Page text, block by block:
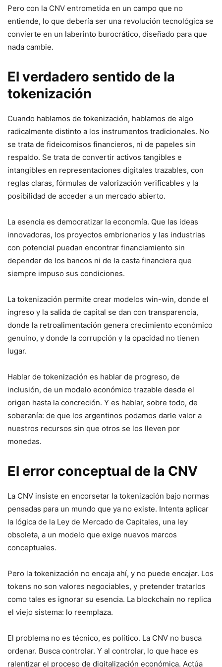
Pero con la CNV entrometida en un campo que no
entiende, lo que debería ser una revolución tecnológica se
convierte en un laberinto burocrático, diseñado para que
nada cambie.
El verdadero sentido de la
tokenización
Cuando hablamos de tokenización, hablamos de algo
radicalmente distinto a los instrumentos tradicionales. No
se trata de fideicomisos financieros, ni de papeles sin
respaldo. Se trata de convertir activos tangibles e
intangibles en representaciones digitales trazables, con
reglas claras, fórmulas de valorización verificables y la
posibilidad de acceder a un mercado abierto.
La esencia es democratizar la economía. Que las ideas
innovadoras, los proyectos embrionarios y las industrias
con potencial puedan encontrar financiamiento sin
depender de los bancos ni de la casta financiera que
siempre impuso sus condiciones.
La tokenización permite crear modelos win-win, donde el
ingreso y la salida de capital se dan con transparencia,
donde la retroalimentación genera crecimiento económico
genuino, y donde la corrupción y la opacidad no tienen
lugar.
Hablar de tokenización es hablar de progreso, de
inclusión, de un modelo económico trazable desde el
origen hasta la concreción. Y es hablar, sobre todo, de
soberanía: de que los argentinos podamos darle valor a
nuestros recursos sin que otros se los lleven por
monedas.
El error conceptual de la CNV
La CNV insiste en encorsetar la tokenización bajo normas
pensadas para un mundo que ya no existe. Intenta aplicar
la lógica de la Ley de Mercado de Capitales, una ley
obsoleta, a un modelo que exige nuevos marcos
conceptuales.
Pero la tokenización no encaja ahí, y no puede encajar. Los
tokens no son valores negociables, y pretender tratarlos
como tales es ignorar su esencia. La blockchain no replica
el viejo sistema: lo reemplaza.
El problema no es técnico, es político. La CNV no busca
ordenar. Busca controlar. Y al controlar, lo que hace es
ralentizar el proceso de digitalización económica. Actúa